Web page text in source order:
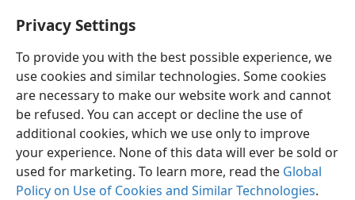
Privacy Settings
To provide you with the best possible experience, we
use cookies and similar technologies. Some cookies
are necessary to make our website work and cannot
be refused. You can accept or decline the use of
additional cookies, which we use only to improve
your experience. None of this data will ever be sold or
used for marketing. To learn more, read the Global
Policy on Use of Cookies and Similar Technologies.